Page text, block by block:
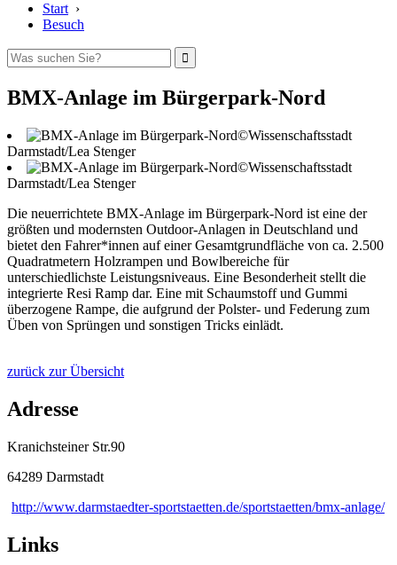
Start ›
Besuch
BMX-Anlage im Bürgerpark-Nord
©Wissenschaftsstadt
Darmstadt/Lea Stenger
©Wissenschaftsstadt
Darmstadt/Lea Stenger
Die neuerrichtete BMX-Anlage im Bürgerpark-Nord ist eine der
größten und modernsten Outdoor-Anlagen in Deutschland und
bietet den Fahrer*innen auf einer Gesamtgrundfläche von ca. 2.500
Quadratmetern Holzrampen und Bowlbereiche für
unterschiedlichste Leistungsniveaus. Eine Besonderheit stellt die
integrierte Resi Ramp dar. Eine mit Schaumstoff und Gummi
überzogene Rampe, die aufgrund der Polster- und Federung zum
Üben von Sprüngen und sonstigen Tricks einlädt.
zurück zur Übersicht
Adresse
Kranichsteiner Str.90
64289 Darmstadt
http://www.darmstaedter-sportstaetten.de/sportstaetten/bmx-anlage/
Links